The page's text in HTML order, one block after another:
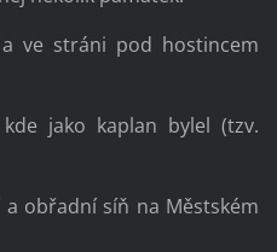
ve stráni pod hostincem
jako kaplan bylel (tzv.
obřadní síň na Městském